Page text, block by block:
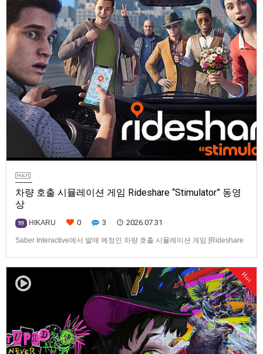
차량 호출 시뮬레이션 게임 Rideshare “Stimulator” 동영
상
99 HIKARU 0 3 2026.07.31
Saber Interactive에서 발매 예정인 차량 호출 시뮬레이션 게임 [Rideshare
을 운영하는 드라이버가 되어라'Rideshare "Stimulat…
Hot